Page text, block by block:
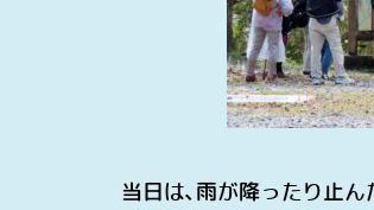
当日は、雨が降ったり止